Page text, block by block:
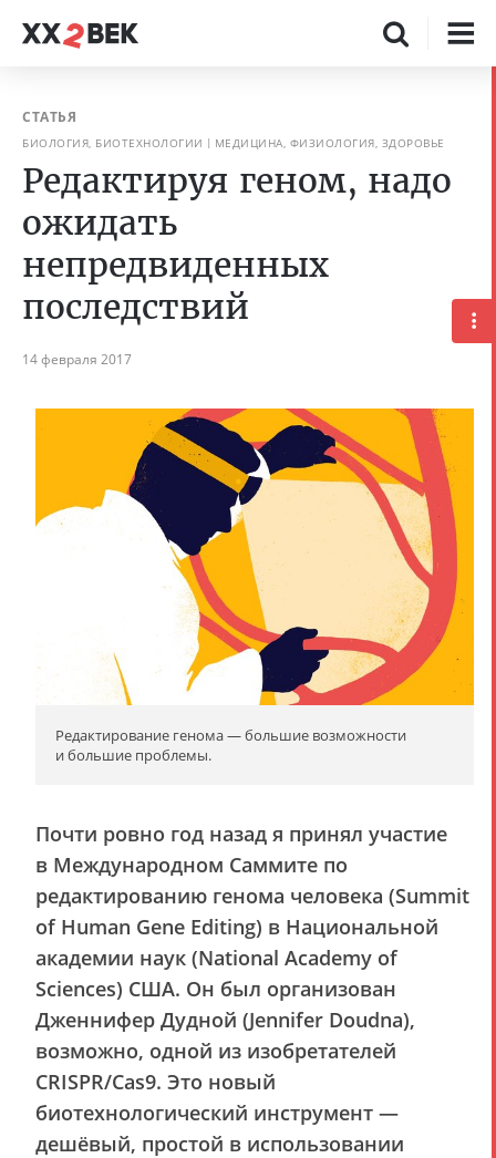
СТАТЬЯ
БИОЛОГИЯ, БИОТЕХНОЛОГИИ МЕДИЦИНА, ФИЗИОЛОГИЯ, ЗДОРОВЬЕ
Редактируя геном, надо
ожидать
непредвиденных
последствий
14 февраля 2017
Редактирование генома — большие возможности
и большие проблемы.
Почти ровно год назад я принял участие
в Международном Саммите по
редактированию генома человека (Summit
of Human Gene Editing) в Национальной
академии наук (National Academy of
Sciences) США. Он был организован
Дженнифер Дудной (Jennifer Doudna),
возможно, одной из изобретателей
CRISPR/Cas9. Это новый
биотехнологический инструмент —
дешёвый, простой в использовании